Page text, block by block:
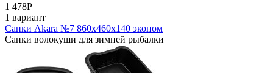
1 478Р
1 вариант
Санки Akara №7 860х460х140 эконом
Санки волокуши для зимней рыбалки